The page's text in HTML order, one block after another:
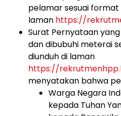
pelamarsesuai format
laman https://
Surat Pernyataanyang
dandibubuhi meterai
diunduhdi laman
https://
menyatakan bahwa
Warga Negara
kepada Tuhan